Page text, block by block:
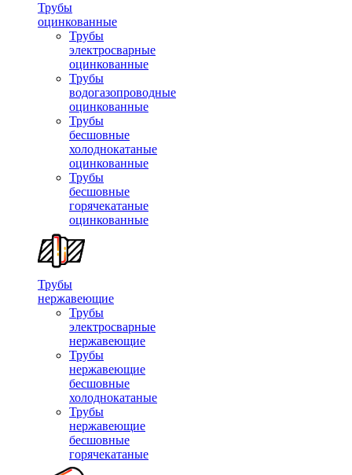
Трубы
оцинкованные
Трубы
электросварные
оцинкованные
Трубы
водогазопроводные
оцинкованные
Трубы
бесшовные
холоднокатаные
оцинкованные
Трубы
бесшовные
горячекатаные
оцинкованные
Трубы
нержавеющие
Трубы
электросварные
нержавеющие
Трубы
нержавеющие
бесшовные
холоднокатаные
Трубы
нержавеющие
бесшовные
горячекатаные